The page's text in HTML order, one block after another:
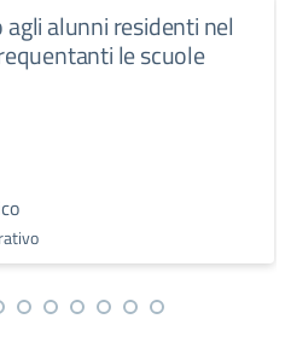
alunni residenti nel
le scuole